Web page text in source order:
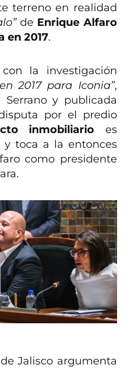
terreno en realidad
de Enrique Alfaro
en 2017.
la investigación
2017 para Iconia”,
y publicada
por el predio
inmobiliario es
toca a la entonces
como presidente
Jalisco argumenta